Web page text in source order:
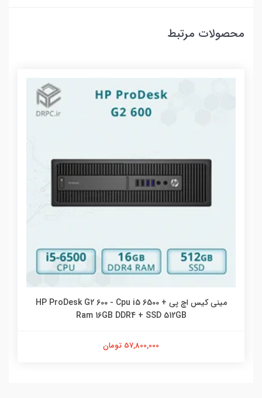
محصولات مرتبط
مینی کیس اچ پی HP ProDesk G2 600 - Cpu i5 6500 +
Ram 16GB DDR4 + SSD 512GB
57,800,000 تومان